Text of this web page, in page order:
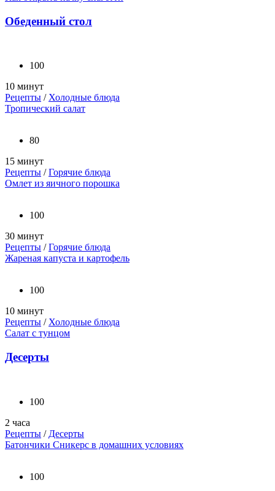
Обеденный стол
100
10 минут
Рецепты /Холодные блюда
Тропический салат
80
15 минут
Рецепты /Горячие блюда
Омлет из яичного порошка
100
30 минут
Рецепты /Горячие блюда
Жареная капуста и картофель
100
10 минут
Рецепты /Холодные блюда
Салат с тунцом
Десерты
100
2 часа
Рецепты / Десерты
Батончики Сникерс в домашних условиях
100